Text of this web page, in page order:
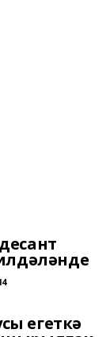
егеткә